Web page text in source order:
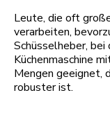
Leute, die oft
verarbeiten,
Schüsselheber,
Küchenmaschine
Mengen geeignet,
robuster ist.